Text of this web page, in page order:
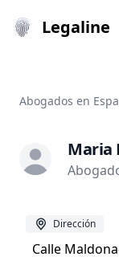
Legaline
Abogados en
Maria
Dirección
Calle